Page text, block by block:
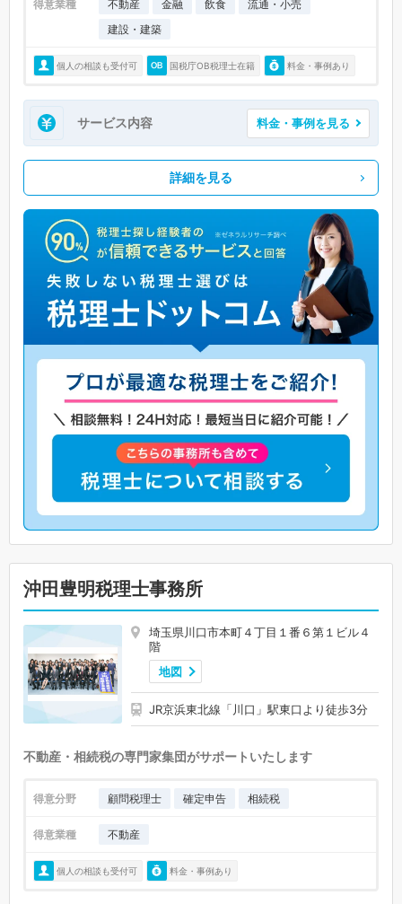
得意業種 不動産 金融 飲食
流通・小売
建設・建築
個人の相談も受付可 国税庁OB税理士在籍 料金・事例あり
サービス内容 料金・事例を見る
詳細を見る
沖田豊明税理士事務所
埼玉県川口市本町４丁目１番６第１ビル４
階
地図
JR京浜東北線「川口」駅東口より徒歩3分
不動産・相続税の専門家集団がサポートいたします
得意分野 顧問税理士 確定申告 相続税
得意業種 不動産
個人の相談も受付可 料金・事例あり